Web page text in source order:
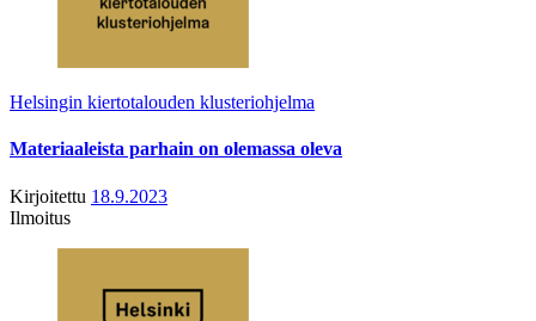
Helsingin kiertotalouden klusteriohjelma
Materiaaleista parhain on olemassa oleva
Kirjoitettu 18.9.2023
Ilmoitus